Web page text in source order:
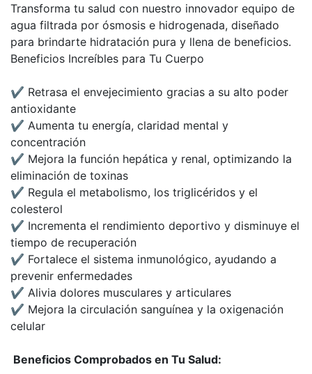
Transforma tu salud con nuestro innovador equipo de
agua filtrada por ósmosis e hidrogenada, diseñado
para brindarte hidratación pura y llena de beneficios.
Beneficios Increíbles para Tu Cuerpo
✔ Retrasa el envejecimiento gracias a su alto poder
antioxidante
✔ Aumenta tu energía, claridad mental y
concentración
✔ Mejora la función hepática y renal, optimizando la
eliminación de toxinas
✔ Regula el metabolismo, los triglicéridos y el
colesterol
✔ Incrementa el rendimiento deportivo y disminuye el
tiempo de recuperación
✔ Fortalece el sistema inmunológico, ayudando a
prevenir enfermedades
✔ Alivia dolores musculares y articulares
✔ Mejora la circulación sanguínea y la oxigenación
celular
Beneficios Comprobados en Tu Salud: